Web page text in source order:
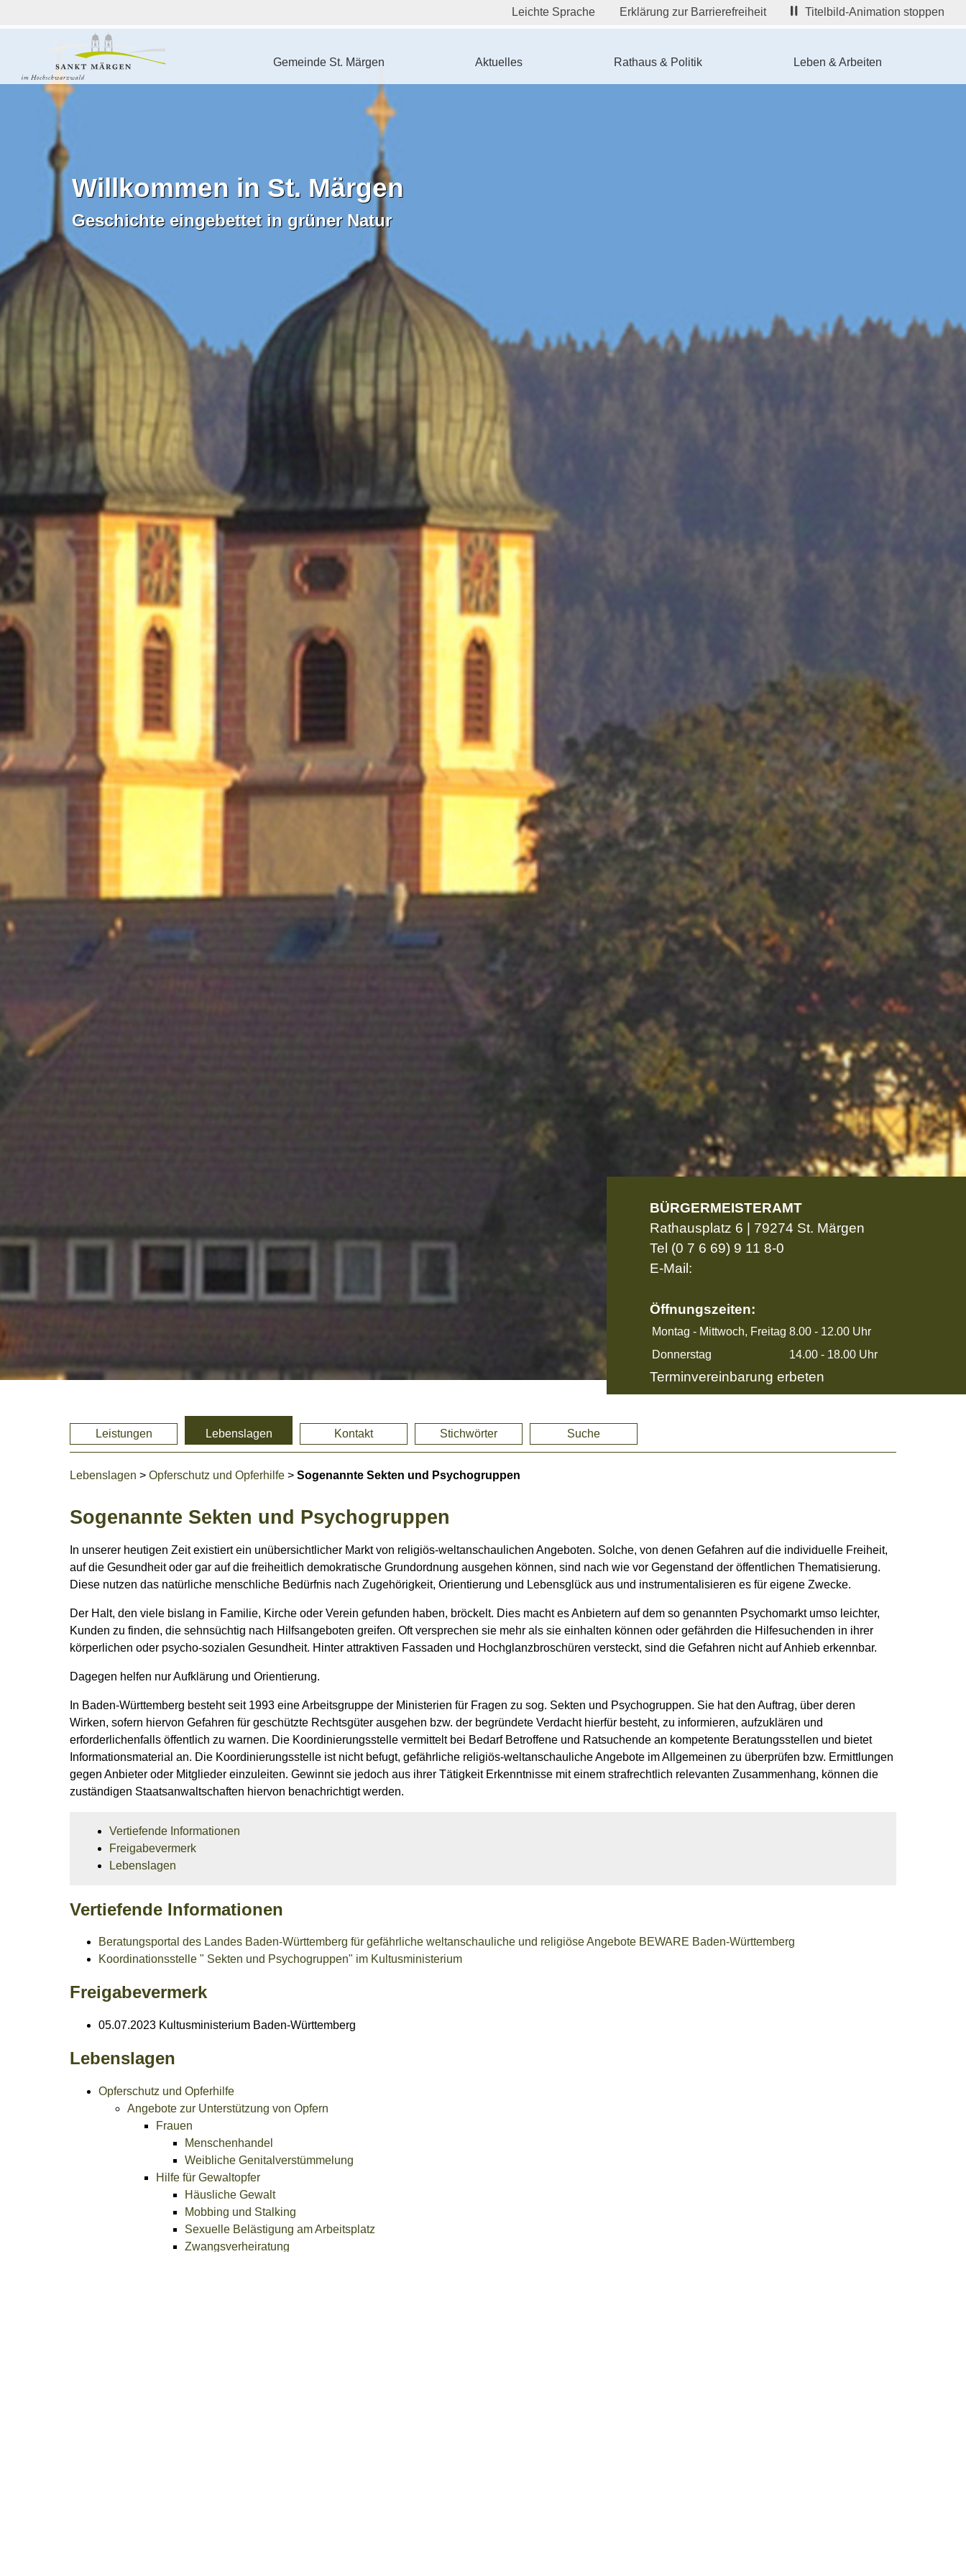
Leichte Sprache Erklärung zur Barrierefreiheit Titelbild-Animation stoppen
Gemeinde St. Märgen Aktuelles Rathaus & Politik Leben & Arbeiten
BÜRGERMEISTERAMT
Rathausplatz 6 | 79274 St. Märgen
Tel (0 7 6 69) 9 11 8-0
E-Mail:
Öffnungszeiten:
Montag - Mittwoch, Freitag 8.00 - 12.00 Uhr
Donnerstag
14.00 - 18.00 Uhr
Terminvereinbarung erbeten
Willkommen in St. Märgen
Geschichte eingebettet in grüner Natur
Leistungen Lebenslagen Kontakt Stichwörter Suche
Lebenslagen > Opferschutz und Opferhilfe > Sogenannte Sekten und Psychogruppen
Sogenannte Sekten und Psychogruppen
In unserer heutigen Zeit existiert ein unübersichtlicher Markt von religiös-weltanschaulichen Angeboten. Solche, von denen Gefahren auf die individuelle Freiheit,
auf die Gesundheit oder gar auf die freiheitlich demokratische Grundordnung ausgehen können, sind nach wie vor Gegenstand der öffentlichen Thematisierung.
Diese nutzen das natürliche menschliche Bedürfnis nach Zugehörigkeit, Orientierung und Lebensglück aus und instrumentalisieren es für eigene Zwecke.
Der Halt, den viele bislang in Familie, Kirche oder Verein gefunden haben, bröckelt. Dies macht es Anbietern auf dem so genannten Psychomarkt umso leichter,
Kunden zu finden, die sehnsüchtig nach Hilfsangeboten greifen. Oft versprechen sie mehr als sie einhalten können oder gefährden die Hilfesuchenden in ihrer
körperlichen oder psycho-sozialen Gesundheit. Hinter attraktiven Fassaden und Hochglanzbroschüren versteckt, sind die Gefahren nicht auf Anhieb erkennbar.
Dagegen helfen nur Aufklärung und Orientierung.
In Baden-Württemberg besteht seit 1993 eine Arbeitsgruppe der Ministerien für Fragen zu sog. Sekten und Psychogruppen. Sie hat den Auftrag, über deren
Wirken, sofern hiervon Gefahren für geschützte Rechtsgüter ausgehen bzw. der begründete Verdacht hierfür besteht, zu informieren, aufzuklären und
erforderlichenfalls öffentlich zu warnen. Die Koordinierungsstelle vermittelt bei Bedarf Betroffene und Ratsuchende an kompetente Beratungsstellen und bietet
Informationsmaterial an. Die Koordinierungsstelle ist nicht befugt, gefährliche religiös-weltanschauliche Angebote im Allgemeinen zu überprüfen bzw. Ermittlungen
gegen Anbieter oder Mitglieder einzuleiten. Gewinnt sie jedoch aus ihrer Tätigkeit Erkenntnisse mit einem strafrechtlich relevanten Zusammenhang, können die
zuständigen Staatsanwaltschaften hiervon benachrichtigt werden.
Vertiefende Informationen
Freigabevermerk
Lebenslagen
Vertiefende Informationen
Beratungsportal des Landes Baden-Württemberg für gefährliche weltanschauliche und religiöse Angebote BEWARE Baden-Württemberg
Koordinationsstelle " Sekten und Psychogruppen" im Kultusministerium
Freigabevermerk
05.07.2023 Kultusministerium Baden-Württemberg
Lebenslagen
Opferschutz und Opferhilfe
Angebote zur Unterstützung von Opfern
Frauen
Menschenhandel
Weibliche Genitalverstümmelung
Hilfe für Gewaltopfer
Häusliche Gewalt
Mobbing und Stalking
Sexuelle Belästigung am Arbeitsplatz
Zwangsverheiratung